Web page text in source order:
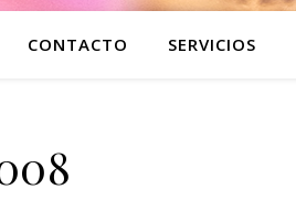
CONTACTO SERVICIOS